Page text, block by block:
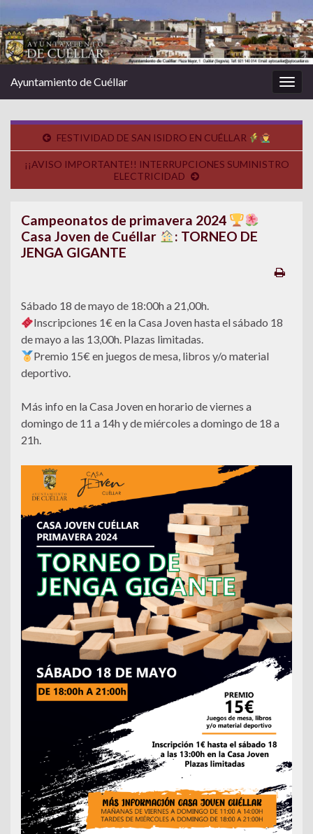
la
Ayuntamiento de Cuéllar
FESTIVIDAD DE SAN ISIDRO EN CUÉLLAR
¡¡AVISO IMPORTANTE!! INTERRUPCIONES SUMINISTRO
ELECTRICIDAD
Campeonatos de primavera 2024
Casa Joven de Cuéllar
: TORNEO DE
JENGA GIGANTE
Sábado 18 de mayo de 18:00h a 21,00h.
Inscripciones 1€ en la Casa Joven hasta el sábado 18
de mayo a las 13,00h. Plazas limitadas.
Premio 15€ en juegos de mesa, libros y/o material
deportivo.
Más info en la Casa Joven en horario de viernes a
domingo de 11 a 14h y de miércoles a domingo de 18 a
21h.